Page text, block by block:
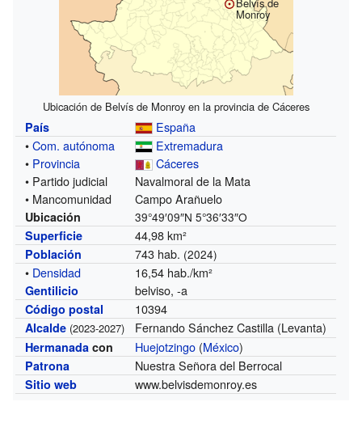
Monroy
Ubicación de Belvís de Monroy en la provincia de Cáceres
País
España
•Com. autónoma
Extremadura
• Provincia
Cáceres
• Partido judicial
Navalmoral de la Mata
• Mancomunidad
Campo Arañuelo
Ubicación 39°49′09″N 5°36′33″O
Superficie
44,98 km²
Población 743 hab. (2024)
• Densidad 16,54 hab./km²
Gentilicio belviso, -a
Código postal 10394
Alcalde (2023-2027) Fernando Sánchez Castilla (Levanta)
Hermanada con Huejotzingo (México)
Patrona Nuestra Señora del Berrocal
Sitio web www.belvisdemonroy.es